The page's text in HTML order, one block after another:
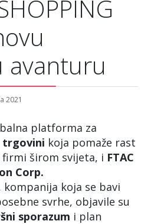
avanturu
2021
platforma za
trgovini koja pomaže rast
firmi širom svijeta, i FTAC
Corp.
kompanija koja se bavi
svrhe, objavile su
sporazum i plan